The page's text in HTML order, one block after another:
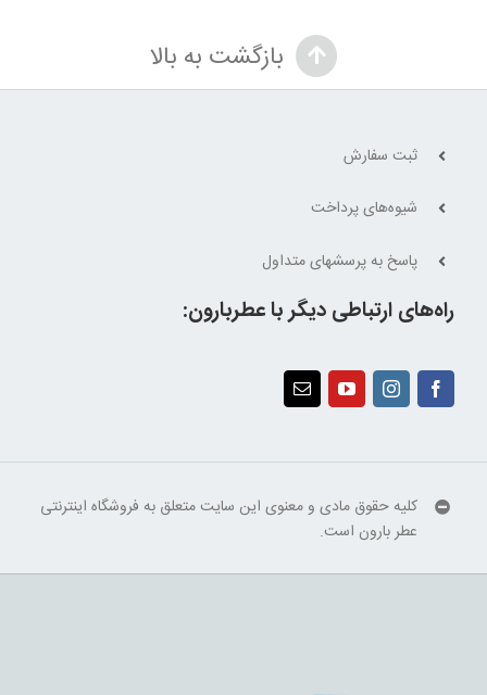
بازگشت به بالا
ثبت سفارش
شیوه‌های پرداخت
پاسخ به پرسشهای متداول
راه‌های ارتباطی دیگر با عطربارون:
کلیه حقوق مادی و معنوی این سایت متعلق به فروشگاه اینترنتی
عطر بارون است.